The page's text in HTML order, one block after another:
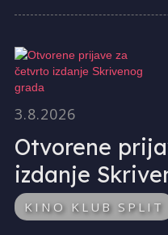
3.8.2026
Otvorene
izdanje
KINO KLUB SPLIT